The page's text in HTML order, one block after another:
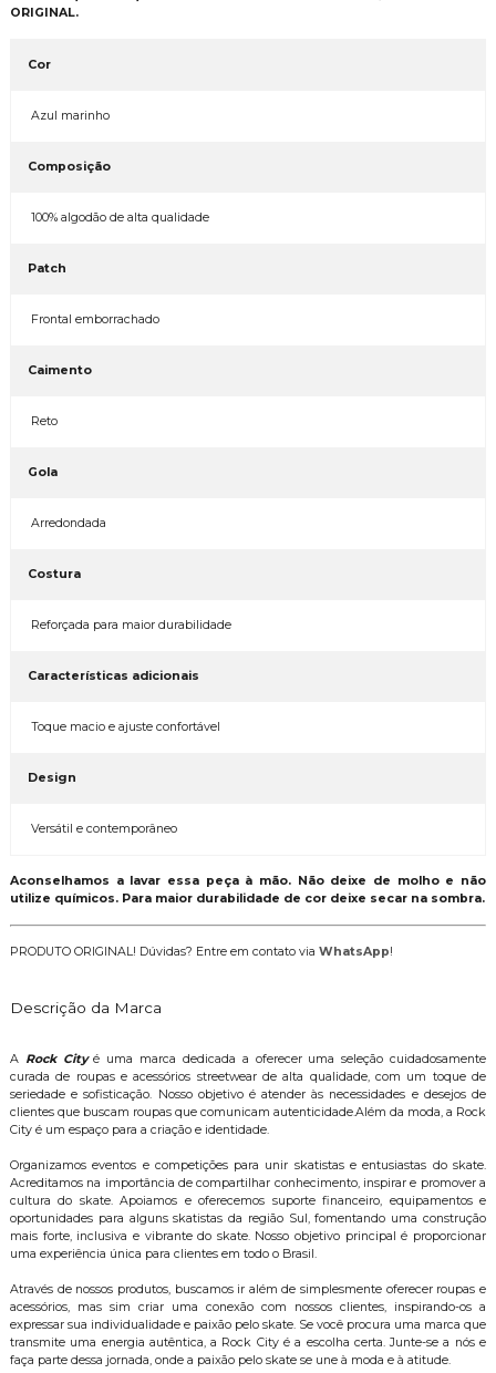
ORIGINAL.
Cor
Azul marinho
Composição
100% algodão de alta qualidade
Patch
Frontal emborrachado
Caimento
Reto
Gola
Arredondada
Costura
Reforçada para maior durabilidade
Características adicionais
Toque macio e ajuste confortável
Design
Versátil e contemporâneo
Aconselhamos a lavar essa peça à mão. Não deixe de molho e não
utilize químicos. Para maior durabilidade de cor deixe secar na sombra.
PRODUTO ORIGINAL! Dúvidas? Entre em contato via WhatsApp!
Descrição da Marca
A Rock Cityé uma marca dedicada a oferecer uma seleção cuidadosamente
curada de roupas e acessórios streetwear de alta qualidade, com um toque de
seriedade e sofisticação. Nosso objetivo é atender às necessidades e desejos de
clientes que buscam roupas que comunicam autenticidade.Além da moda, a Rock
City é um espaço para a criação e identidade.
Organizamos eventos e competições para unir skatistas e entusiastas do skate.
Acreditamos na importância de compartilhar conhecimento, inspirar e promover a
cultura do skate. Apoiamos e oferecemos suporte financeiro, equipamentos e
oportunidades para alguns skatistas da região Sul, fomentando uma construção
mais forte, inclusiva e vibrante do skate. Nosso objetivo principal é proporcionar
uma experiência única para clientes em todo o Brasil.
Através de nossos produtos, buscamos ir além de simplesmente oferecer roupas e
acessórios, mas sim criar uma conexão com nossos clientes, inspirando-os a
expressar sua individualidade e paixão pelo skate. Se você procura uma marca que
transmite uma energia autêntica, a Rock City é a escolha certa. Junte-se a nós e
faça parte dessa jornada, onde a paixão pelo skate se une à moda e à atitude.